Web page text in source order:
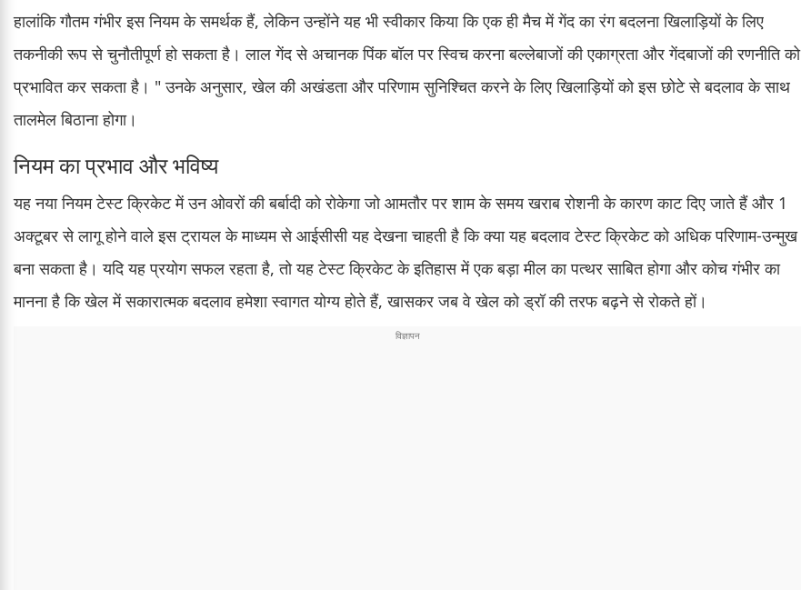
हालांकि गौतम गंभीर इस नियम के समर्थक हैं, लेकिन उन्होंने यह भी स्वीकार किया कि एक ही मैच में गेंद का रंग बदलना खिलाड़ियों के लिए
तकनीकी रूप से चुनौतीपूर्ण हो सकता है। लाल गेंद से अचानक पिंक बॉल पर स्विच करना बल्लेबाजों की एकाग्रता और गेंदबाजों की रणनीति को
प्रभावित कर सकता है। " उनके अनुसार, खेल की अखंडता और परिणाम सुनिश्चित करने के लिए खिलाड़ियों को इस छोटे से बदलाव के साथ
तालमेल बिठाना होगा।
नियम का प्रभाव और भविष्य
यह नया नियम टेस्ट क्रिकेट में उन ओवरों की बर्बादी को रोकेगा जो आमतौर पर शाम के समय खराब रोशनी के कारण काट दिए जाते हैं और 1
अक्टूबर से लागू होने वाले इस ट्रायल के माध्यम से आईसीसी यह देखना चाहती है कि क्या यह बदलाव टेस्ट क्रिकेट को अधिक परिणाम-उन्मुख
बना सकता है। यदि यह प्रयोग सफल रहता है, तो यह टेस्ट क्रिकेट के इतिहास में एक बड़ा मील का पत्थर साबित होगा और कोच गंभीर का
मानना है कि खेल में सकारात्मक बदलाव हमेशा स्वागत योग्य होते हैं, खासकर जब वे खेल को ड्रॉ की तरफ बढ़ने से रोकते हों।